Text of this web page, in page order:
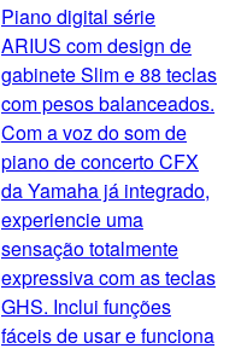
Piano digital série
ARIUS com design de
gabinete Slim e 88 teclas
com pesos balanceados.
Com a voz do som de
piano de concerto CFX
da Yamaha já integrado,
experiencie uma
sensação totalmente
expressiva com as teclas
GHS. Inclui funções
fáceis de usar e funciona